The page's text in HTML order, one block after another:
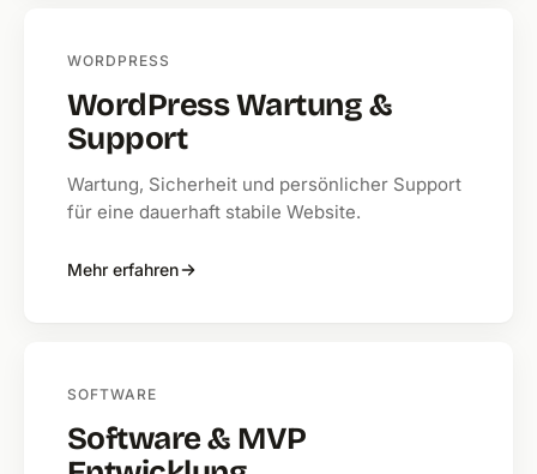
WORDPRESS
WordPress Wartung &
Support
Wartung, Sicherheit und persönlicher Support
für eine dauerhaft stabile Website.
Mehr erfahren
SOFTWARE
Software & MVP